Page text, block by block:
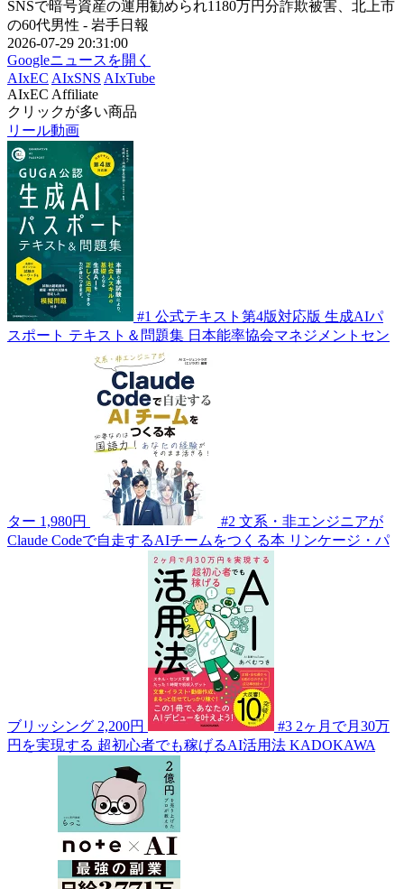
SNSで暗号資産の運用勧められ1180万円分詐欺被害、北上市
の60代男性 - 岩手日報
2026-07-29 20:31:00
Googleニュースを開く
AIxEC AIxSNS AIxTube
AIxEC Affiliate
クリックが多い商品
リール動画
#1 公式テキスト第4版対応版 生成AIパ
スポート テキスト＆問題集 日本能率協会マネジメントセン
ター 1,980円 #2 文系・非エンジニアが
Claude Codeで自走するAIチームをつくる本 リンケージ・パ
ブリッシング 2,200円 #3 2ヶ月で月30万
円を実現する 超初心者でも稼げるAI活用法 KADOKAWA